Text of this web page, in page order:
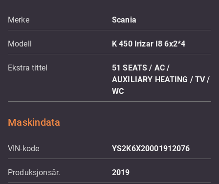
Merke Scania
Modell K 450 Irizar I8 6x2*4
Ekstra tittel
51 SEATS / AC /
AUXILIARY HEATING / TV /
WC
Maskindata
VIN-kode YS2K6X20001912076
Produksjonsår. 2019